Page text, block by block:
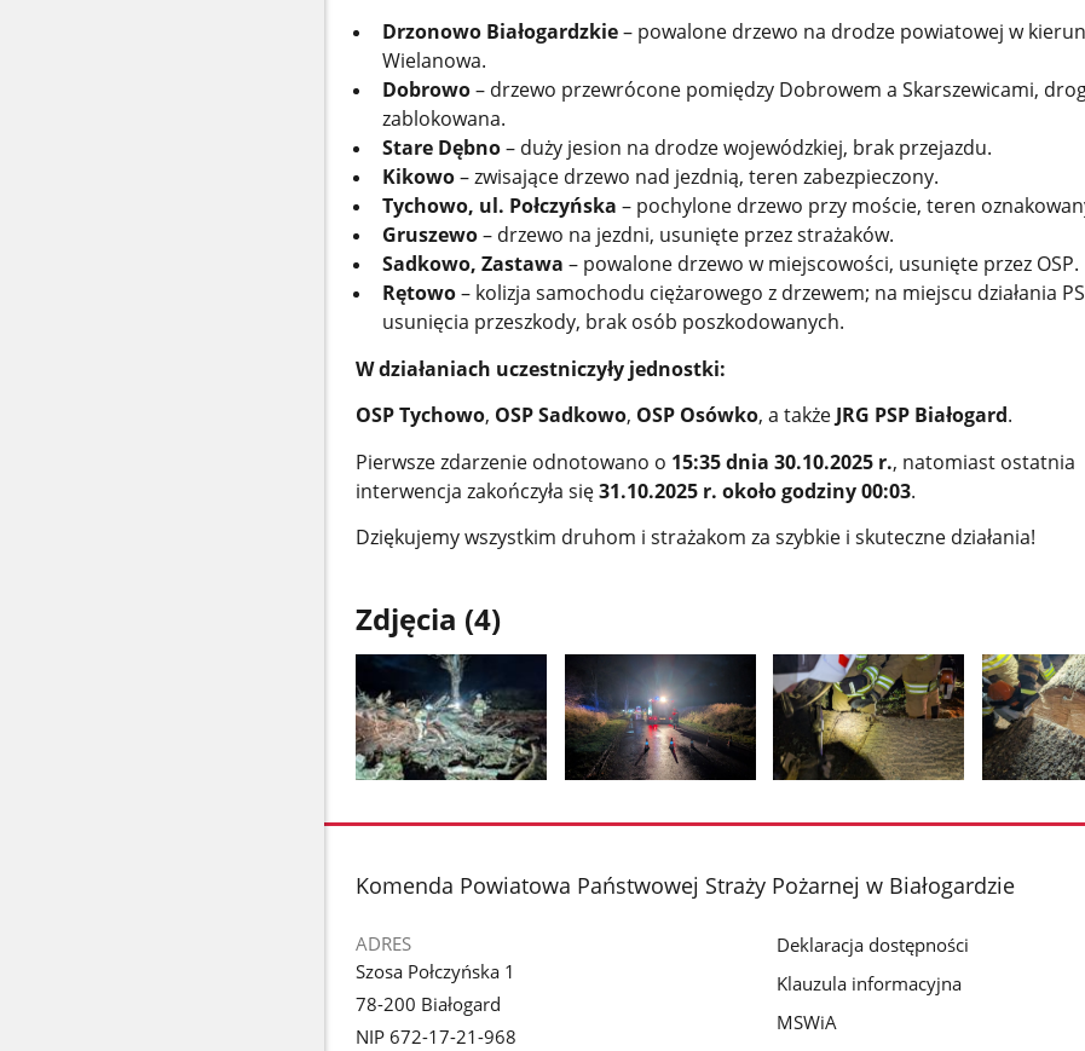
Drzonowo Białogardzkie– powalone drzewo na drodze powiatowej w
Wielanowa.
Dobrowo– drzewo przewrócone pomiędzy Dobrowem a Skarszewicami,
zablokowana.
Stare Dębno– duży jesion na drodze wojewódzkiej, brak przejazdu.
Kikowo– zwisające drzewo nad jezdnią, teren zabezpieczony.
Tychowo, ul. Połczyńska – pochylone drzewo przy moście, teren
Gruszewo– drzewo na jezdni, usunięte przez strażaków.
Sadkowo, Zastawa – powalone drzewo w miejscowości, usunięte przez OSP.
Rętowo– kolizja samochodu ciężarowego z drzewem; na miejscu działania
usunięcia przeszkody, brak osób poszkodowanych.
W działaniach uczestniczyły jednostki:
OSP Tychowo, OSP Sadkowo, OSP Osówko, a także JRG PSP Białogard.
Pierwsze zdarzenie odnotowano o 15:35 dnia 30.10.2025 r., natomiast ostatnia
interwencja zakończyła się31.10.2025 r. około godziny 00:03.
Dziękujemy wszystkim druhom i strażakom za szybkie i skuteczne działania!
Zdjęcia (4)
zdjęcie
galerii.
zdjęcie
galerii.
zdjęcie
galerii.
zdjęcie
galerii.
stopka
Komenda Powiatowa Państwowej Straży Pożarnej w Białogardzie
ADRES
Szosa Połczyńska 1
78-200 Białogard
NIP 672-17-21-968
Deklaracja dostępności
Klauzula informacyjna
MSWiA